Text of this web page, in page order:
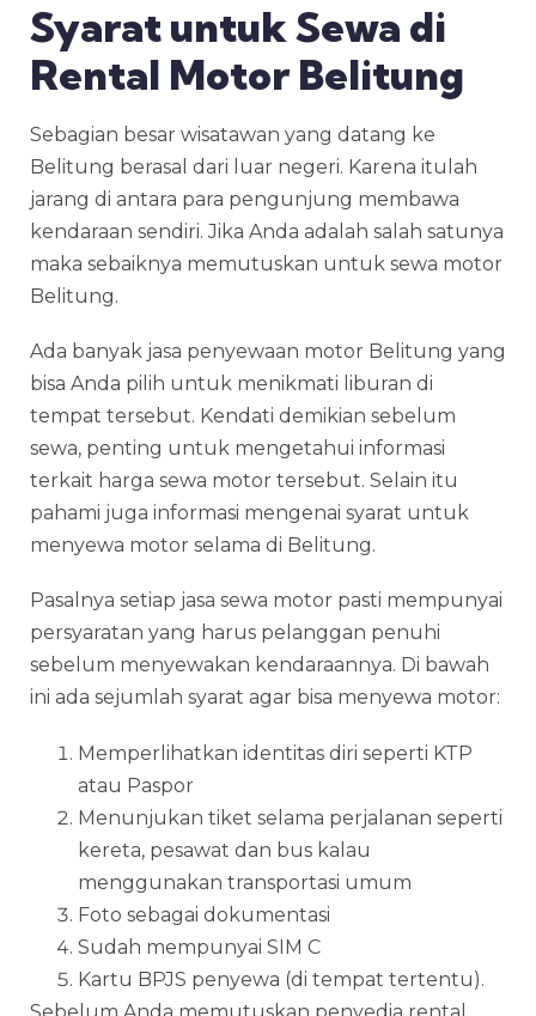
Syarat untuk Sewa di
Rental Motor Belitung
Sebagian besar wisatawan yang datang ke
Belitung berasal dari luar negeri. Karena itulah
jarang di antara para pengunjung membawa
kendaraan sendiri. Jika Anda adalah salah satunya
maka sebaiknya memutuskan untuk sewa motor
Belitung.
Ada banyak jasa penyewaan motor Belitung yang
bisa Anda pilih untuk menikmati liburan di
tempat tersebut. Kendati demikian sebelum
sewa, penting untuk mengetahui informasi
terkait harga sewa motor tersebut. Selain itu
pahami juga informasi mengenai syarat untuk
menyewa motor selama di Belitung.
Pasalnya setiap jasa sewa motor pasti mempunyai
persyaratan yang harus pelanggan penuhi
sebelum menyewakan kendaraannya. Di bawah
ini ada sejumlah syarat agar bisa menyewa motor:
Memperlihatkan identitas diri seperti KTP
atau Paspor
Menunjukan tiket selama perjalanan seperti
kereta, pesawat dan bus kalau
menggunakan transportasi umum
Foto sebagai dokumentasi
Sudah mempunyai SIM C
Kartu BPJS penyewa (di tempat tertentu).
Sebelum Anda memutuskan penyedia rental